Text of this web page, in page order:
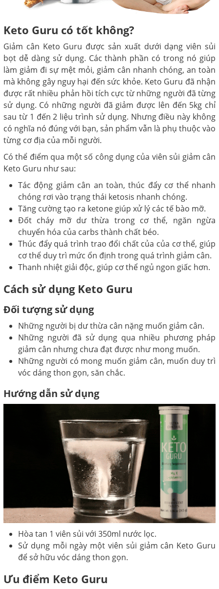
Keto Guru có tốt không?
Giảm cân Keto Guru được sản xuất dưới dạng viên sủi
bọt dễ dàng sử dụng. Các thành phần có trong nó giúp
làm giảm đi sự mệt mỏi, giảm cân nhanh chóng, an toàn
mà không gây nguy hại đến sức khỏe. Keto Guru đã nhận
được rất nhiều phản hồi tích cực từ những người đã từng
sử dụng. Có những người đã giảm được lên đến 5kg chỉ
sau từ 1 đến 2 liệu trình sử dụng. Nhưng điều này không
có nghĩa nó đúng với bạn, sản phẩm vẫn là phụ thuộc vào
từng cơ địa của mỗi người.
Có thể điểm qua một số công dụng của viên sủi giảm cân
Keto Guru như sau:
Tác động giảm cân an toàn, thúc đẩy cơ thể nhanh
chóng rơi vào trạng thái ketosis nhanh chóng.
Tăng cường tạo ra ketone giúp xử lý các tế bào mỡ.
Đốt cháy mỡ dư thừa trong cơ thể, ngăn ngừa
chuyển hóa của carbs thành chất béo.
Thúc đẩy quá trình trao đổi chất của của cơ thể, giúp
cơ thể duy trì mức ổn định trong quá trình giảm cân.
Thanh nhiệt giải độc, giúp cơ thể ngủ ngon giấc hơn.
Cách sử dụng Keto Guru
Đối tượng sử dụng
Những người bị dư thừa cân nặng muốn giảm cân.
Những người đã sử dụng qua nhiều phương pháp
giảm cân nhưng chưa đạt được như mong muốn.
Những người có mong muốn giảm cân, muốn duy trì
vóc dáng thon gọn, săn chắc.
Hướng dẫn sử dụng
Hòa tan 1 viên sủi với 350ml nước lọc.
Sử dụng mỗi ngày một viên sủi giảm cân Keto Guru
để sở hữu vóc dáng thon gọn.
Ưu điểm Keto Guru